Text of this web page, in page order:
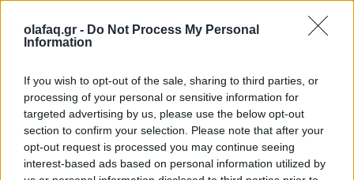
olafaq.gr - Do Not Process My Personal
Information
If you wish to opt-out of the sale, sharing to third parties, or
processing of your personal or sensitive information for
targeted advertising by us, please use the below opt-out
section to confirm your selection. Please note that after your
opt-out request is processed you may continue seeing
interest-based ads based on personal information utilized by
Ο πρωθυπουργός ανέτρεξε συνοπτικά στις κρίσεις
που κλήθηκε να αντιμετωπίσει η κυβέρνηση του για
να συμπεράνει πως πλέον η Ελλάδαείναι ανάμεσα
στους πρωταγωνιστές στην Ευρωπαική Ένωση